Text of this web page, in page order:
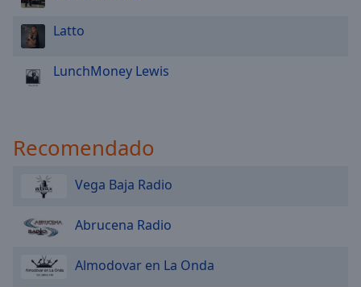
Latto
LunchMoney Lewis
Recomendado
Vega Baja Radio
Abrucena Radio
Almodovar en La Onda